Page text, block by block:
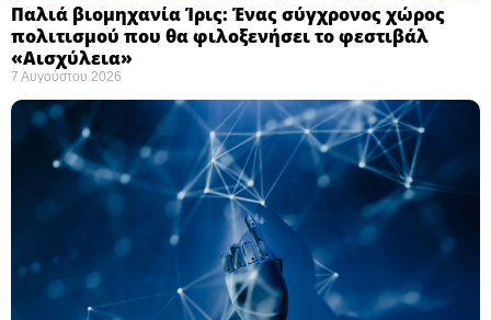
Παλιά βιομηχανία Ίρις: Ένας σύγχρονος χώρος
πολιτισμού που θα φιλοξενήσει το φεστιβάλ
«Αισχύλεια» ​
7 Αυγούστου 2026